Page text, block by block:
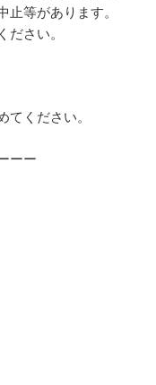
止等があります。
ださい。
てください。
ーー